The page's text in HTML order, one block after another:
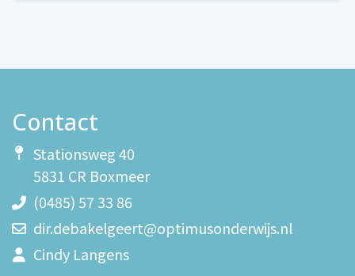
Contact
Stationsweg 40
5831 CR Boxmeer
(0485) 57 33 86
dir.debakelgeert@optimusonderwijs.nl
Cindy Langens